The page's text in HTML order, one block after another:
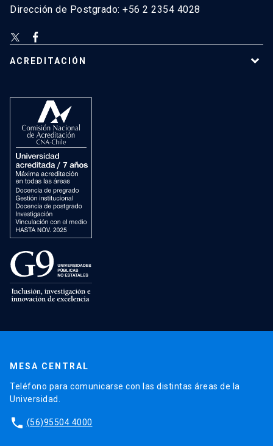
Dirección de Postgrado: +56 2 2354 4028
ACREDITACIÓN
MESA CENTRAL
Teléfono para comunicarse con las distintas áreas de la
Universidad.
phone (56)95504 4000